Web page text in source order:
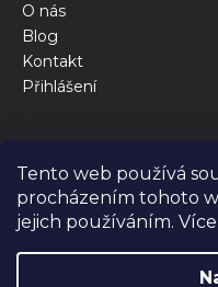
Tento web používá
procházením tohoto
jejich používáním.
O nás
Blog
Kontakt
Přihlášení
Obchod
Kalkulačka krmné dávky
Jak to funguje